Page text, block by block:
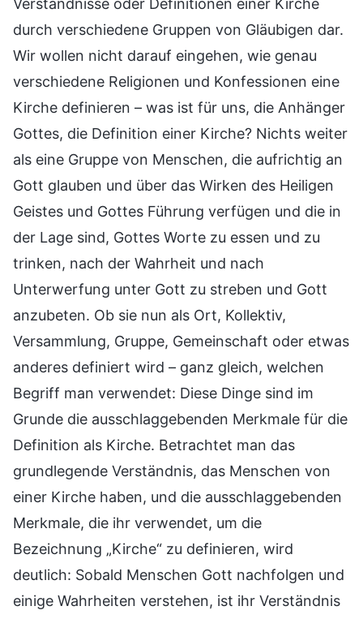
Verständnisse oder Definitionen einer Kirche
durch verschiedene Gruppen von Gläubigen dar.
Wir wollen nicht darauf eingehen, wie genau
verschiedene Religionen und Konfessionen eine
Kirche definieren – was ist für uns, die Anhänger
Gottes, die Definition einer Kirche? Nichts weiter
als eine Gruppe von Menschen, die aufrichtig an
Gott glauben und über das Wirken des Heiligen
Geistes und Gottes Führung verfügen und die in
der Lage sind, Gottes Worte zu essen und zu
trinken, nach der Wahrheit und nach
Unterwerfung unter Gott zu streben und Gott
anzubeten. Ob sie nun als Ort, Kollektiv,
Versammlung, Gruppe, Gemeinschaft oder etwas
anderes definiert wird – ganz gleich, welchen
Begriff man verwendet: Diese Dinge sind im
Grunde die ausschlaggebenden Merkmale für die
Definition als Kirche. Betrachtet man das
grundlegende Verständnis, das Menschen von
einer Kirche haben, und die ausschlaggebenden
Merkmale, die ihr verwendet, um die
Bezeichnung „Kirche“ zu definieren, wird
deutlich: Sobald Menschen Gott nachfolgen und
einige Wahrheiten verstehen, ist ihr Verständnis